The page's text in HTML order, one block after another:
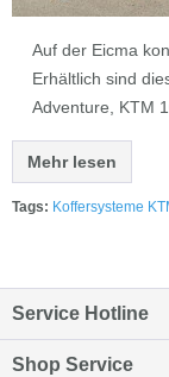
Auf der Eicma
Erhältlich sind
Adventure, KTM
Mehr lesen
Tags: Koffersysteme
Service Hotline
Shop Service